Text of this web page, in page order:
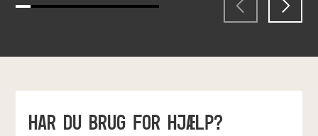
HAR DU BRUG FOR HJÆLP?